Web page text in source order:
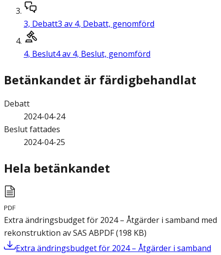
3, Debatt3 av 4, Debatt, genomförd
4, Beslut4 av 4, Beslut, genomförd
Betänkandet är färdigbehandlat
Debatt
2024-04-24
Beslut fattades
2024-04-25
Hela betänkandet
PDF
Extra ändringsbudget för 2024 – Åtgärder i samband med
rekonstruktion av SAS ABPDF(198 KB)
Extra ändringsbudget för 2024 – Åtgärder i samband